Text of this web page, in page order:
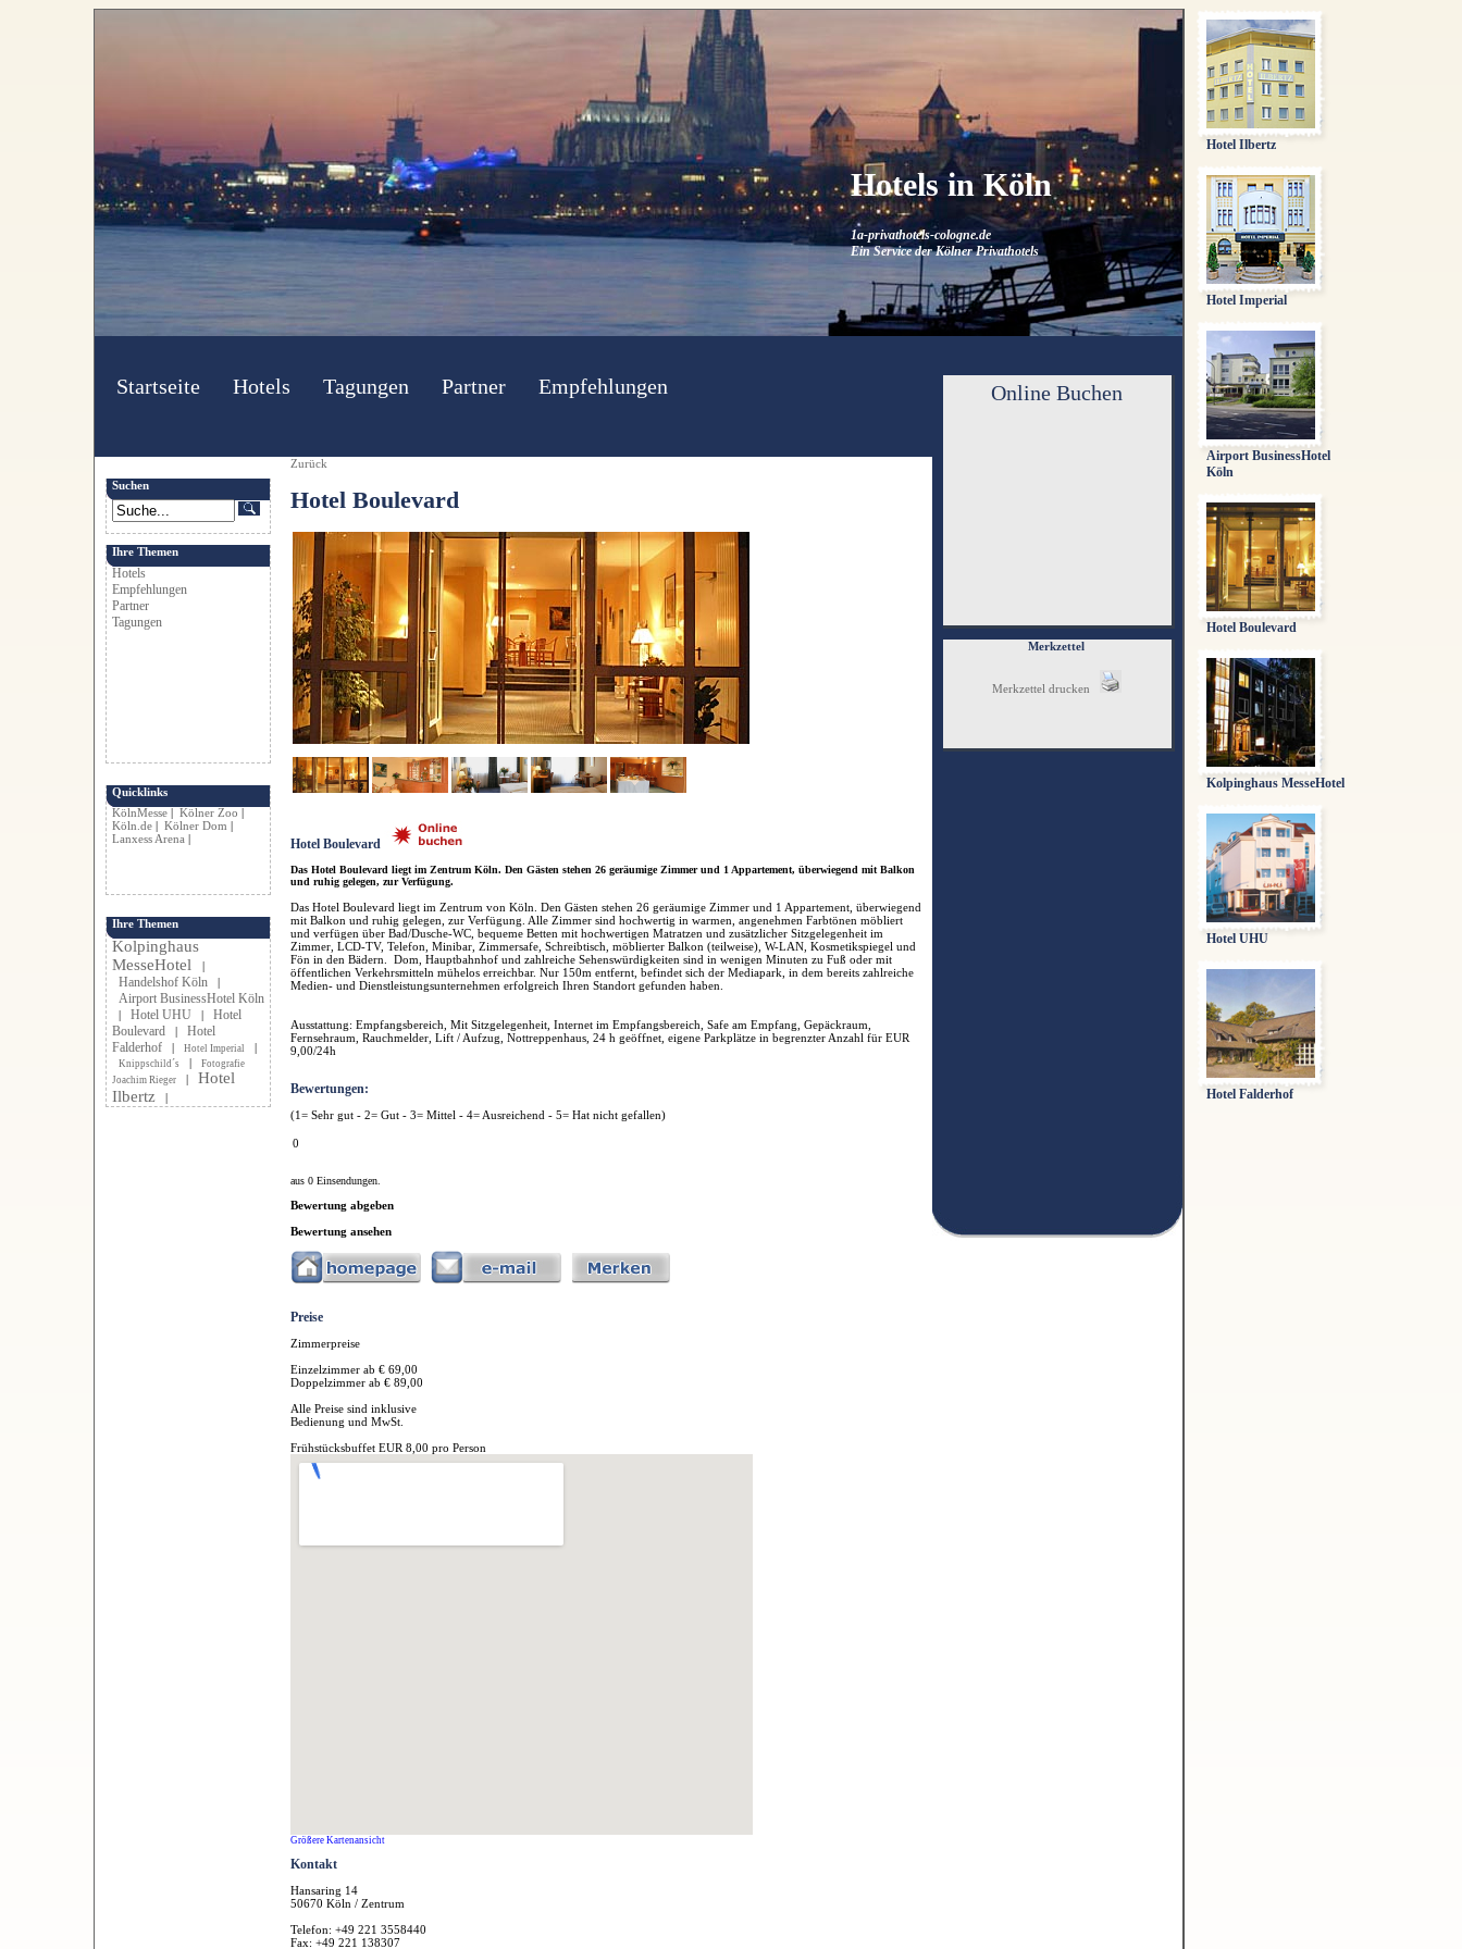
Hotels in Köln
1a-privathotels-cologne.de
Ein Service der Kölner Privathotels
Startseite Hotels Tagungen Partner Empfehlungen Online Buchen
Merkzettel
Merkzettel drucken
Suchen
Ihre Themen
Hotels
Empfehlungen
Partner
Tagungen
Quicklinks
KölnMesse| Kölner Zoo
Köln.de| Kölner Dom
Lanxess Arena
Ihre Themen
Kolpinghaus
MesseHotel
Handelshof Köln|
Airport BusinessHotel Köln
Hotel UHU
Hotel
Boulevard
Hotel
Falderhof| Hotel Imperial
Knippschild´s
Fotografie
Joachim Rieger| Hotel
Ilbertz|
Zurück
Hotel Boulevard
Hotel Boulevard
Das Hotel Boulevard liegt im Zentrum Köln. Den Gästen stehen 26 geräumige Zimmer und 1 Appartement, überwiegend mit Balkon
und ruhig gelegen, zur Verfügung.
Das Hotel Boulevard liegt im Zentrum von Köln. Den Gästen stehen 26 geräumige Zimmer und 1 Appartement, überwiegend
mit Balkon und ruhig gelegen, zur Verfügung. Alle Zimmer sind hochwertig in warmen, angenehmen Farbtönen möbliert
und verfügen über Bad/Dusche-WC, bequeme Betten mit hochwertigen Matratzen und zusätzlicher Sitzgelegenheit im
Zimmer, LCD-TV, Telefon, Minibar, Zimmersafe, Schreibtisch, möblierter Balkon (teilweise), W-LAN, Kosmetikspiegel und
Fön in den Bädern. Dom, Hauptbahnhof und zahlreiche Sehenswürdigkeiten sind in wenigen Minuten zu Fuß oder mit
öffentlichen Verkehrsmitteln mühelos erreichbar. Nur 150m entfernt, befindet sich der Mediapark, in dem bereits zahlreiche
Medien- und Dienstleistungsunternehmen erfolgreich Ihren Standort gefunden haben.
Ausstattung: Empfangsbereich, Mit Sitzgelegenheit, Internet im Empfangsbereich, Safe am Empfang, Gepäckraum,
Fernsehraum, Rauchmelder, Lift / Aufzug, Nottreppenhaus, 24 h geöffnet, eigene Parkplätze in begrenzter Anzahl für EUR
9,00/24h
Bewertungen:
(1= Sehr gut - 2= Gut - 3= Mittel - 4= Ausreichend - 5= Hat nicht gefallen)
0
aus 0 Einsendungen.
Bewertung abgeben
Bewertung ansehen
Preise
Zimmerpreise
Einzelzimmer ab € 69,00
Doppelzimmer ab € 89,00
Alle Preise sind inklusive
Bedienung und MwSt.
Frühstücksbuffet EUR 8,00 pro Person
Größere Kartenansicht
Kontakt
Hansaring 14
50670 Köln / Zentrum
Telefon: +49 221 3558440
Fax: +49 221 138307
Hotel Ilbertz
Hotel Imperial
Airport BusinessHotel
Köln
Hotel Boulevard
Kolpinghaus MesseHotel
Hotel UHU
Hotel Falderhof